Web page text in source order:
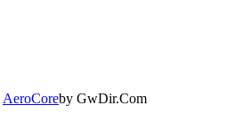
AeroCoreby GwDir.Com